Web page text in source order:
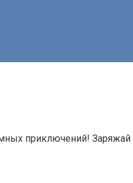
приключений!